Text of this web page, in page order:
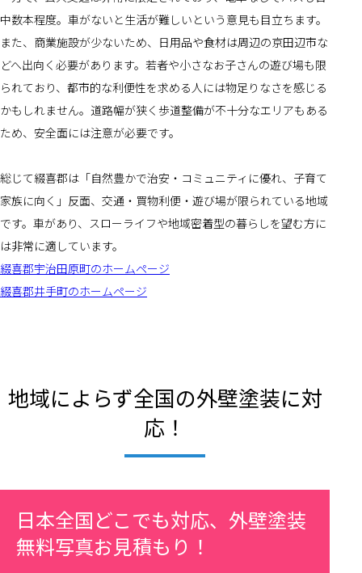
中数本程度。車がないと生活が難しいという意見も目立ちます。
また、商業施設が少ないため、日用品や食材は周辺の京田辺市な
どへ出向く必要があります。若者や小さなお子さんの遊び場も限
られており、都市的な利便性を求める人には物足りなさを感じる
かもしれません。道路幅が狭く歩道整備が不十分なエリアもある
ため、安全面には注意が必要です。
総じて綴喜郡は「自然豊かで治安・コミュニティに優れ、子育て
家族に向く」反面、交通・買物利便・遊び場が限られている地域
です。車があり、スローライフや地域密着型の暮らしを望む方に
は非常に適しています。
綴喜郡宇治田原町のホームページ
綴喜郡井手町のホームページ
地域によらず全国の外壁塗装に対
応！
日本全国どこでも対応、外壁塗装
無料写真お見積もり！